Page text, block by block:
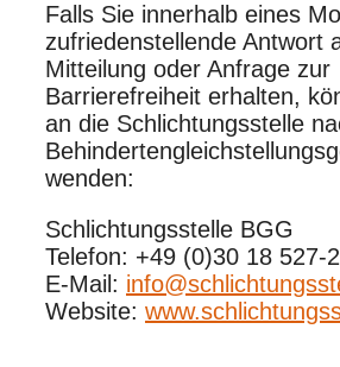
Falls Sie innerhalb eines
zufriedenstellende Antwort
Mitteilung oder Anfrage zur
Barrierefreiheit erhalten,
an die Schlichtungsstelle
wenden:
Schlichtungsstelle BGG​
Telefon: +49 (0)30 18 527-
E-Mail:
Website: